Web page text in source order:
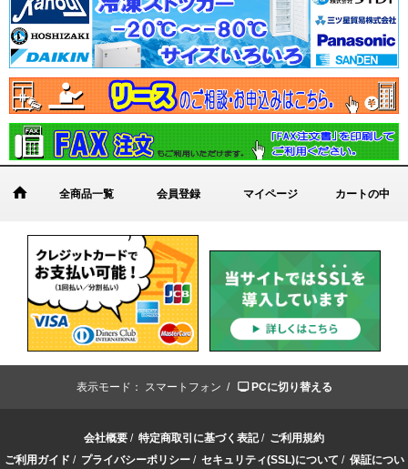
全商品一覧 会員登録 マイページ カートの中
表示モード： スマートフォン / PCに切り替える
会社概要 / 特定商取引に基づく表記/ ご利用規約
ご利用ガイド / プライバシーポリシー/ セキュリティ(SSL)について / 保証につい